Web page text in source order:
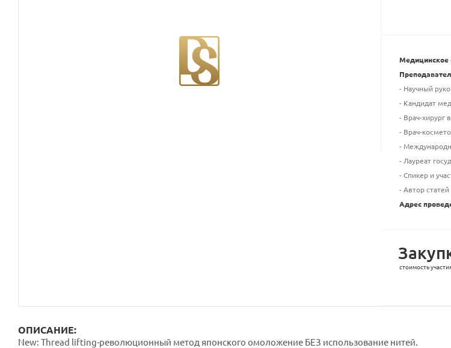
Медицинское
- Научный
- Кандидат
- Врач-хирург
- Врач-
-
- Лауреат
- Спикер и
- Автор
Адрес
стоимость
ОПИСАНИЕ:
New: Thread lifting-революционный метод японского омоложение БЕЗ использование нитей.